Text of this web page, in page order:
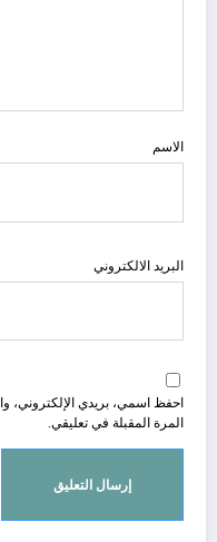
الاسم
البريد الالكتروني
احفظ اسمي، بريدي الإلكتروني،
المرة المقبلة في تعليقي.